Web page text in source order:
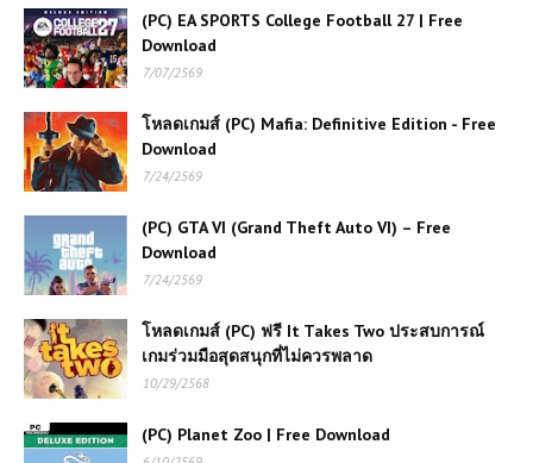
(PC) Naruto Shippuden: Ultimate
Ninja Storm 4 | Free Download
(PC) GTA IV Free Download |
21 GB
โหลดเกมส์ (PC) ฟรี Need for Speed
Underground 2 การแข่งรถใต้ดิน
โหลดเกมส์ (PC) Assassin's Creed
Mirage | Free Download
(PC) EA SPORTS College Football 27 | Free
Download
7/07/2569
โหลดเกมส์ (PC) Mafia: Definitive Edition - Free
Download
7/24/2569
(PC) GTA VI (Grand Theft Auto VI) – Free
Download
7/24/2569
โหลดเกมส์ (PC) ฟรี It Takes Two ประสบการณ์
เกมร่วมมือสุดสนุกที่ไม่ควรพลาด
10/29/2568
(PC) Planet Zoo | Free Download